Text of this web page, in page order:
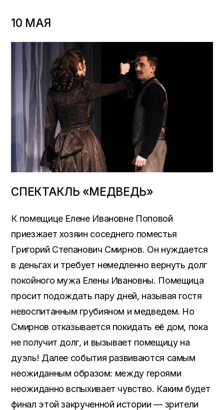
10 МАЯ
СПЕКТАКЛЬ «МЕДВЕДЬ»
К помещице Елене Ивановне Поповой
приезжает хозяин соседнего поместья
Григорий Степанович Смирнов. Он нуждается
в деньгах и требует немедленно вернуть долг
покойного мужа Елены Ивановны. Помещица
просит подождать пару дней, называя гостя
невоспитанным грубияном и медведем. Но
Смирнов отказывается покидать её дом, пока
не получит долг, и вызывает помещицу на
дуэль! Далее события развиваются самым
неожиданным образом: между героями
неожиданно вспыхивает чувство. Каким будет
финал этой закрученной истории — зрители